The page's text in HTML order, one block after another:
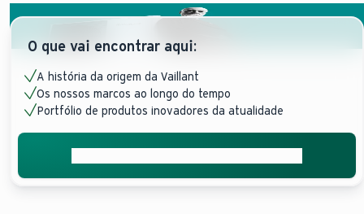
O que vai encontrar aqui:
A história da origem da Vaillant
Os nossos marcos ao longo do tempo
Portfólio de produtos inovadores da atualidade